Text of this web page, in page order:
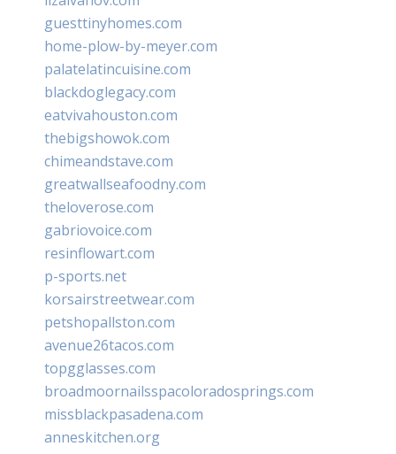
guesttinyhomes.com
home-plow-by-meyer.com
palatelatincuisine.com
blackdoglegacy.com
eatvivahouston.com
thebigshowok.com
chimeandstave.com
greatwallseafoodny.com
theloverose.com
gabriovoice.com
resinflowart.com
p-sports.net
korsairstreetwear.com
petshopallston.com
avenue26tacos.com
topgglasses.com
broadmoornailsspacoloradosprings.com
missblackpasadena.com
anneskitchen.org